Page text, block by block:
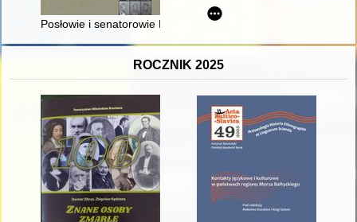
Posłowie i senatorowie Drugiej Rzeczpospolitej w KL Auschwitz
ROCZNIK 2025